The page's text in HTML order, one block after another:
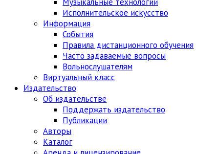
Исполнительское искусство
Информация
События
Правила дистанционного обучения
Часто задаваемые вопросы
Вольнослушателям
Виртуальный класс
Издательство
Об издательстве
Поддержать издательство
Публикации
Авторы
Каталог